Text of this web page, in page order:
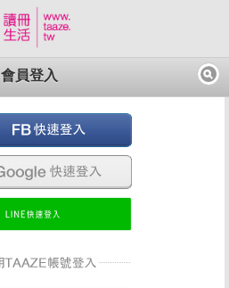
會員登入